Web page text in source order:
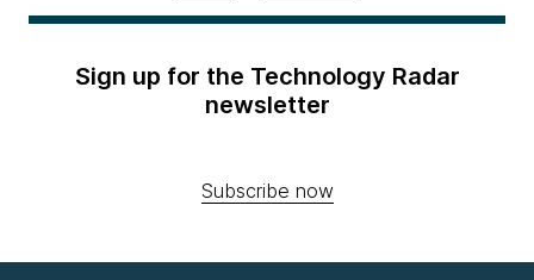
Sign up for the Technology Radar
newsletter
Subscribe now